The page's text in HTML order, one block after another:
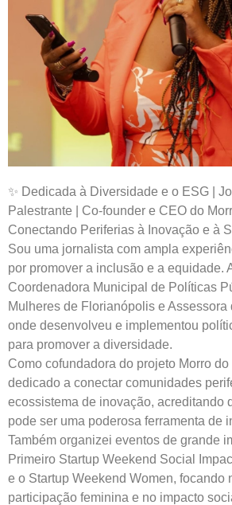
✨ Dedicada à Diversidade e o ESG |
Palestrante | Co-founder e CEO do
Conectando Periferias à Inovação e à
Sou uma jornalista com ampla
por promover a inclusão e a equidade.
Coordenadora Municipal de Políticas
Mulheres de Florianópolis e
onde desenvolveu e implementou
para promover a diversidade.
Como cofundadora do projeto Morro
dedicado a conectar comunidades
ecossistema de inovação, acreditando
pode ser uma poderosa ferramenta de
Também organizei eventos de grande
Primeiro Startup Weekend Social
e o Startup Weekend Women, focando
participação feminina e no impacto